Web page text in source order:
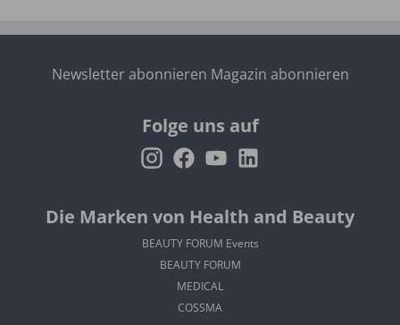
Newsletter abonnieren Magazin abonnieren
Folge uns auf
Die Marken von Health and Beauty
BEAUTY FORUM Events
BEAUTY FORUM
MEDICAL
COSSMA